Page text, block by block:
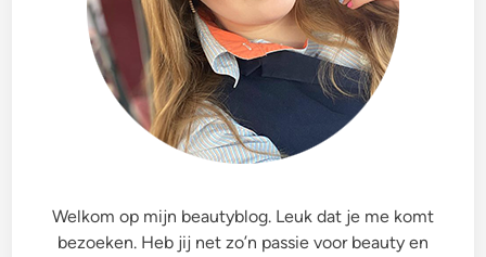
Welkom op mijn beautyblog. Leuk dat je me komt
bezoeken. Heb jij net zo’n passie voor beauty en